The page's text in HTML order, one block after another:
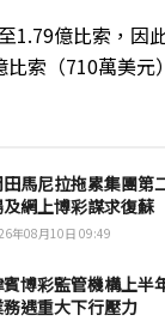
1.79億比索，因
索（710萬美元
馬尼拉拖累集團第
網上博彩謀求復蘇
年08月10日 09:49
博彩監管機構上半
遇重大下行壓力